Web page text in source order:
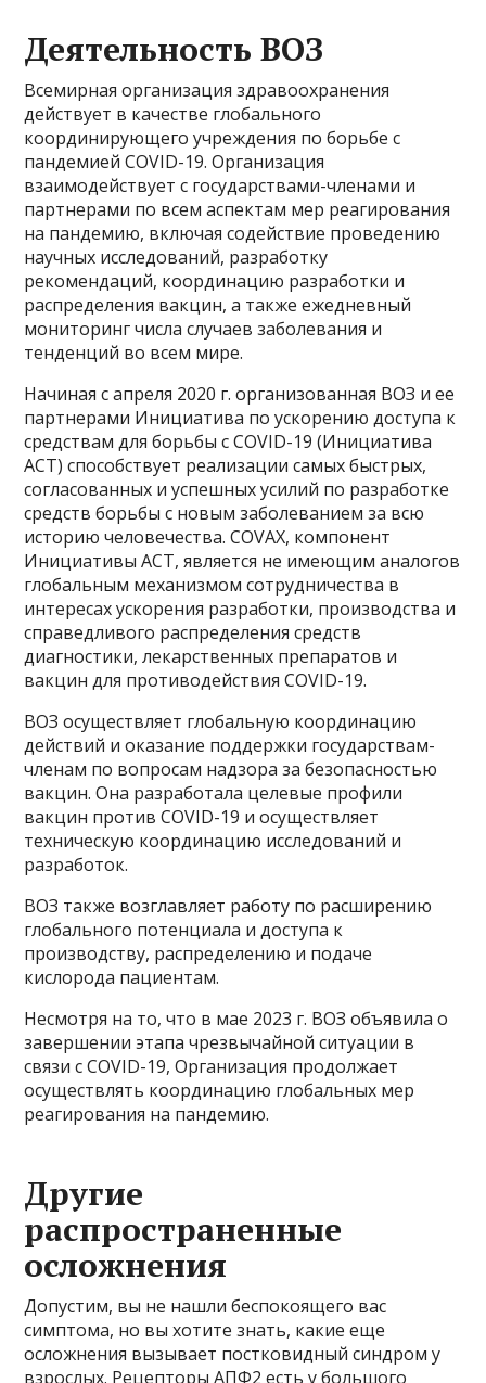
Деятельность ВОЗ
Всемирная организация здравоохранения
действует в качестве глобального
координирующего учреждения по борьбе с
пандемией COVID-19. Организация
взаимодействует с государствами-членами и
партнерами по всем аспектам мер реагирования
на пандемию, включая содействие проведению
научных исследований, разработку
рекомендаций, координацию разработки и
распределения вакцин, а также ежедневный
мониторинг числа случаев заболевания и
тенденций во всем мире.
Начиная с апреля 2020 г. организованная ВОЗ и ее
партнерами Инициатива по ускорению доступа к
средствам для борьбы с COVID-19 (Инициатива
ACT) способствует реализации самых быстрых,
согласованных и успешных усилий по разработке
средств борьбы с новым заболеванием за всю
историю человечества. COVAX, компонент
Инициативы АСТ, является не имеющим аналогов
глобальным механизмом сотрудничества в
интересах ускорения разработки, производства и
справедливого распределения средств
диагностики, лекарственных препаратов и
вакцин для противодействия COVID-19.
ВОЗ осуществляет глобальную координацию
действий и оказание поддержки государствам-
членам по вопросам надзора за безопасностью
вакцин. Она разработала целевые профили
вакцин против COVID-19 и осуществляет
техническую координацию исследований и
разработок.
ВОЗ также возглавляет работу по расширению
глобального потенциала и доступа к
производству, распределению и подаче
кислорода пациентам.
Несмотря на то, что в мае 2023 г. ВОЗ объявила о
завершении этапа чрезвычайной ситуации в
связи с COVID-19, Организация продолжает
осуществлять координацию глобальных мер
реагирования на пандемию.
Другие
распространенные
осложнения
Допустим, вы не нашли беспокоящего вас
симптома, но вы хотите знать, какие еще
осложнения вызывает постковидный синдром у
взрослых. Рецепторы АПФ2 есть у большого